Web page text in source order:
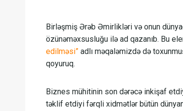
Birləşmiş Ərəb Əmirlikləri və onun
özünəməxsusluğu ilə ad qazanıb. Bu
edilməsi” adlı məqaləmizdə də
qoyuruq.
Biznes mühitinin son dərəcə inkişaf
təklif etdiyi fərqli xidmətlər bütün